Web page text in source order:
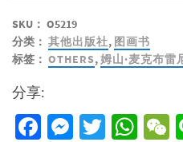
熊
宝
宝
量
SKU： O5219
分类： 其他出版社, 图画书
标签： OTHERS,姆山·麦克布雷
分享:
FacebookTwitter